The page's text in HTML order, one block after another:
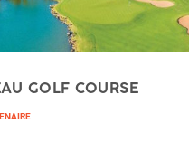
GOLF COURSE